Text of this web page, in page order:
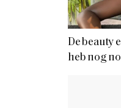
De beauty
heb nog